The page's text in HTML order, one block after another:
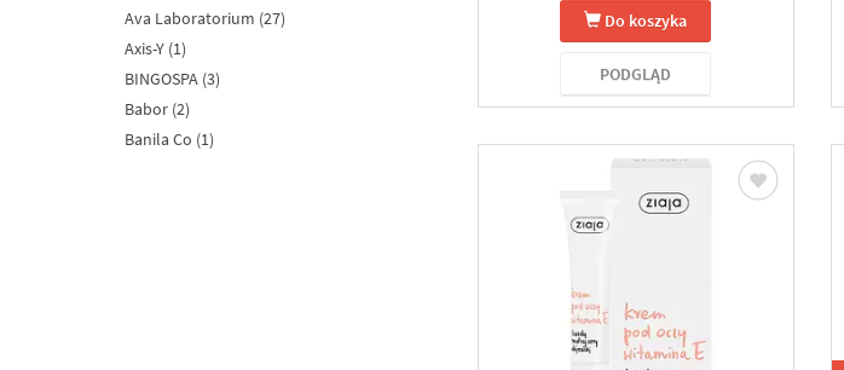
Ava Laboratorium (27)
Axis-Y (1)
BINGOSPA (3)
Babor (2)
Banila Co (1)
Do koszyka
PODGLĄD